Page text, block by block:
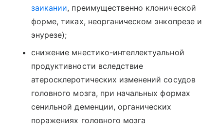
заикании, преимущественно клонической
форме, тиках, неорганическом энкопрезе и
энурезе);
снижение мнестико-интеллектуальной
продуктивности вследствие
атеросклеротических изменений сосудов
головного мозга, при начальных формах
сенильной деменции, органических
поражениях головного мозга